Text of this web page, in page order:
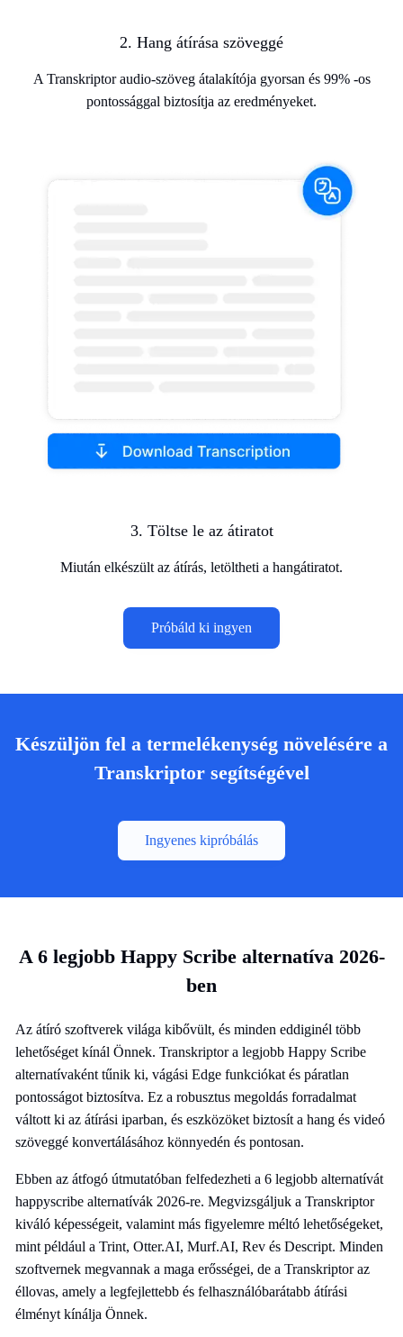
2. Hang átírása szöveggé
A Transkriptor audio-szöveg átalakítója gyorsan és 99% -os
pontossággal biztosítja az eredményeket.
3. Töltse le az átiratot
Miután elkészült az átírás, letöltheti a hangátiratot.
Próbáld ki ingyen
Készüljön fel a termelékenység növelésére a
Transkriptor segítségével
Ingyenes kipróbálás
A 6 legjobb Happy Scribe alternatíva 2026-
ben
Az átíró szoftverek világa kibővült, és minden eddiginél több
lehetőséget kínál Önnek. Transkriptor a legjobb Happy Scribe
alternatívaként tűnik ki, vágási Edge funkciókat és páratlan
pontosságot biztosítva. Ez a robusztus megoldás forradalmat
váltott ki az átírási iparban, és eszközöket biztosít a hang és videó
szöveggé konvertálásához könnyedén és pontosan.
Ebben az átfogó útmutatóban felfedezheti a 6 legjobb alternatívát
happyscribe alternatívák 2026-re. Megvizsgáljuk a Transkriptor
kiváló képességeit, valamint más figyelemre méltó lehetőségeket,
mint például a Trint, Otter.AI, Murf.AI, Rev és Descript. Minden
szoftvernek megvannak a maga erősségei, de a Transkriptor az
éllovas, amely a legfejlettebb és felhasználóbarátabb átírási
élményt kínálja Önnek.